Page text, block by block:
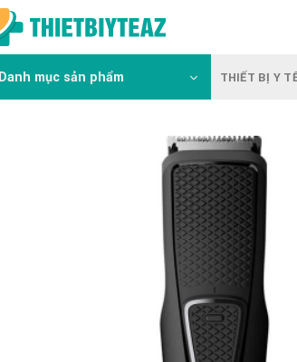
Danh mục sản phẩm THIẾT BỊ Y